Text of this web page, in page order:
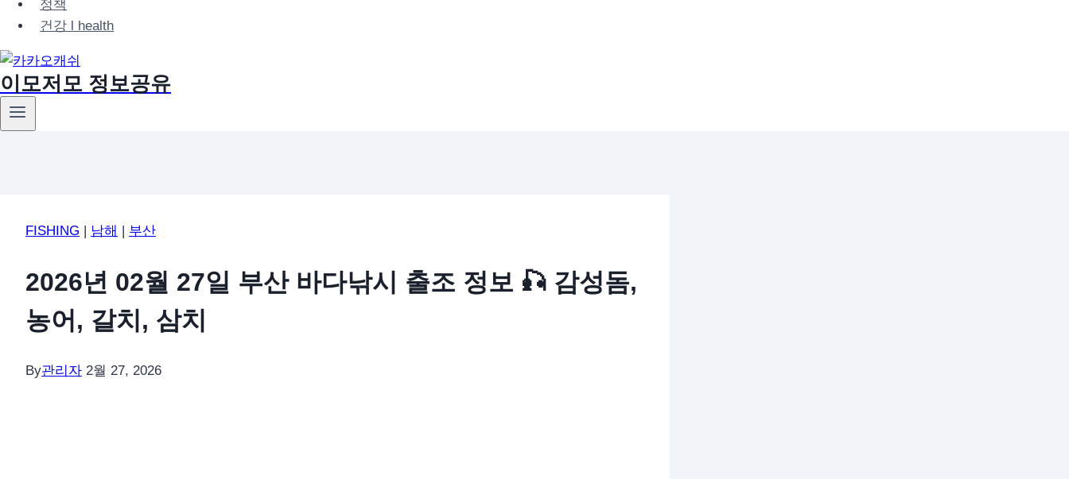
정책
건강 l health
이모저모 정보공유
FISHING 남해 부산
2026년 02월 27일 부산 바다낚시 출조 정보 🎣 감성돔,
농어, 갈치, 삼치
By관리자 2월 27, 2026